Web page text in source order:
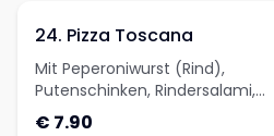
24. Pizza Toscana
Mit Peperoniwurst (Rind),
Putenschinken, Rindersalami,
Champignons und Zwiebeln
€ 7.90